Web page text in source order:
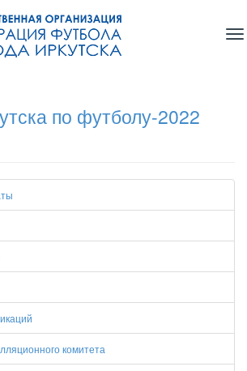
по футболу-2022
комитета